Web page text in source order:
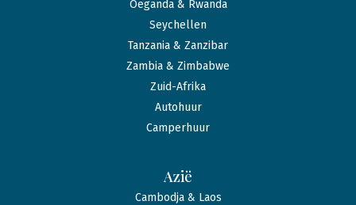
Oeganda & Rwanda
Seychellen
Tanzania & Zanzibar
Zambia & Zimbabwe
Zuid-Afrika
Autohuur
Camperhuur
Azië
Cambodja & Laos